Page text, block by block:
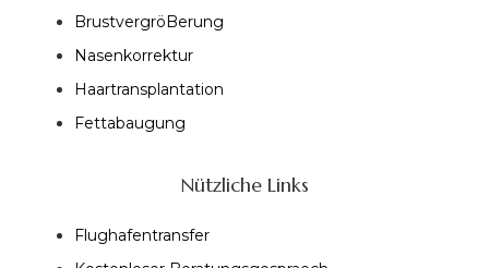
BrustvergröBerung
Nasenkorrektur
Haartransplantation
Fettabaugung
Nützliche Links
Flughafentransfer